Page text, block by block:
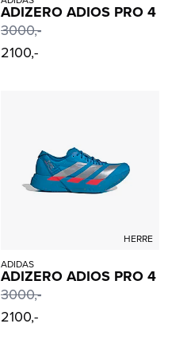
ADIZERO ADIOS PRO 4
3000,-
2100,-
HERRE
ADIDAS
ADIZERO ADIOS PRO 4
3000,-
2100,-